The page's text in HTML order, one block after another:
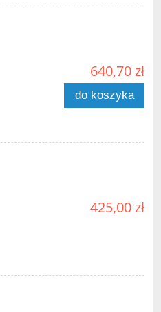
640,70 zł
do koszyka
425,00 zł